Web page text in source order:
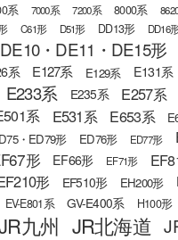
系 7000系 7200系 8000系
C61形 D51形 DD13形 DD16
DE10・DE11・DE15形
系 E127系 E129系 E131系
E233系 E235系 E257系
系 E531系 E653系
・ED79形 ED76形 ED77形
形 EF66形 EF71形
形
EF510形 EH200形
EV-E801系 GV-E400系 H100形
九州 JR北海道